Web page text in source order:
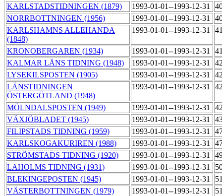
KARLSTADSTIDNINGEN (1879)
1993-01-01--1993-12-31
NORRBOTTNINGEN (1956)
1993-01-01--1993-12-31
KARLSHAMNS ALLEHANDA
(1848)
1993-01-01--1993-12-31
KRONOBERGAREN (1934) 1993-01-01--1993-12-31
KALMAR LÄNS TIDNING (1948)
1993-01-01--1993-12-31
LYSEKILSPOSTEN (1905)
1993-01-01--1993-12-31
LÄNSTIDNINGEN
ÖSTERGÖTLAND (1948)
1993-01-01--1993-12-31
MÖLNDALSPOSTEN (1949) 1993-01-01--1993-12-31
VÄXJÖBLADET (1945)
1993-01-01--1993-12-31
FILIPSTADS TIDNING (1959)
1993-01-01--1993-12-31
KARLSKOGAKURIREN (1988)
1993-01-01--1993-12-31
STRÖMSTADS TIDNING (1920)
1993-01-01--1993-12-31
LAHOLMS TIDNING (1931)
1993-01-01--1993-12-31
BLEKINGEPOSTEN (1945)
1993-01-01--1993-12-31
VÄSTERBOTTNINGEN (1979)
1993-01-01--1993-12-31